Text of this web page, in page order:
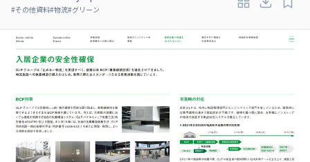
#その他資料#物流#グリーン